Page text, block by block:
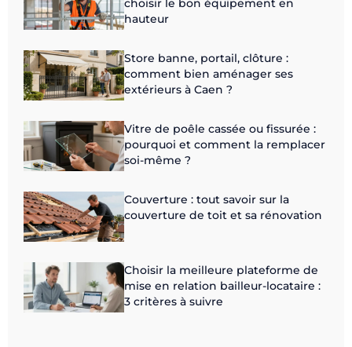
choisir le bon équipement en
hauteur
Store banne, portail, clôture :
comment bien aménager ses
extérieurs à Caen ?
Vitre de poêle cassée ou fissurée :
pourquoi et comment la remplacer
soi-même ?
Couverture : tout savoir sur la
couverture de toit et sa rénovation
Choisir la meilleure plateforme de
mise en relation bailleur-locataire :
3 critères à suivre